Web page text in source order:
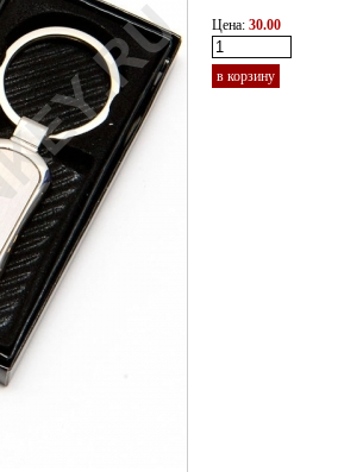
Цена: 30.00
в корзину